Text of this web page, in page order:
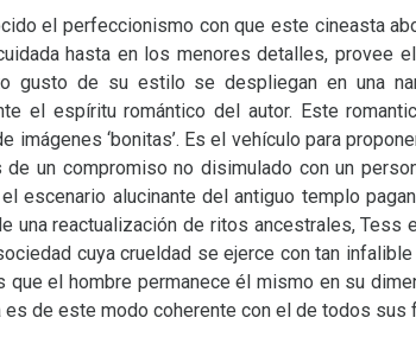
el perfeccionismo con que este cineasta
hasta en los menores detalles, provee
gusto de su estilo se despliegan en una
el espíritu romántico del autor. Este
imágenes ‘bonitas’. Es el vehículo para
de un compromiso no disimulado con un
escenario alucinante del antiguo templo
una reactualización de ritos ancestrales, Tess
cuya crueldad se ejerce con tan
que el hombre permanece él mismo en su
es de este modo coherente con el de todos sus